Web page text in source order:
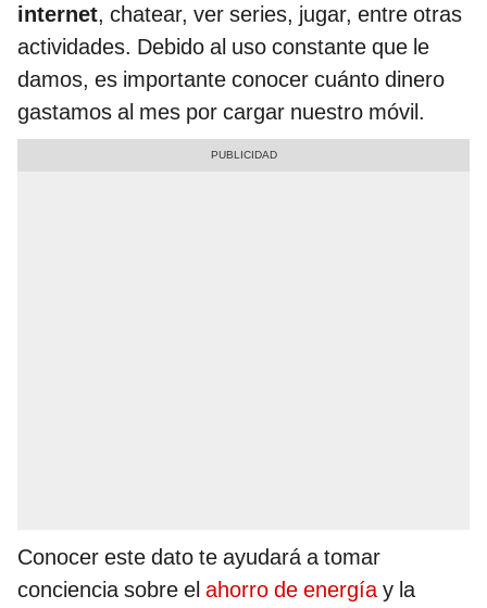
internet, chatear, ver series, jugar, entre otras
actividades. Debido al uso constante que le
damos, es importante conocer cuánto dinero
gastamos al mes por cargar nuestro móvil.
Conocer este dato te ayudará a tomar
conciencia sobre el ahorro de energíay la